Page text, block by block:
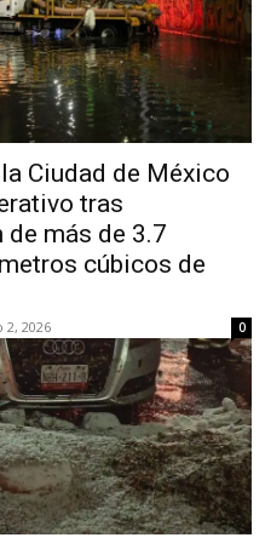
Ciudad de México
tras
más de 3.7
cúbicos de
2, 2026 0